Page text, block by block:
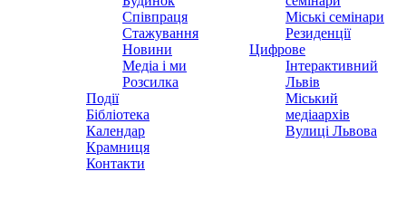
Співпраця
Стажування
Новини
Медіа і ми
Розсилка
Події
Бібліотека
Календар
Крамниця
Контакти
Міські семінари
Резиденції
Цифрове
Інтерактивний
Львів
Міський
медіаархів
Вулиці Львова